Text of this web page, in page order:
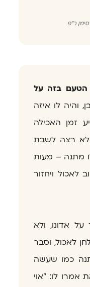
ר"פ
הטעם בזה על
והיה לו איזה
זמן האכילה
ולא רצה לשבת
מתנה – מעות
לאכול ויחזור
אדונו, ולא
לאכול, וסבר
כמו שעשה
אמרו לו: "אוי